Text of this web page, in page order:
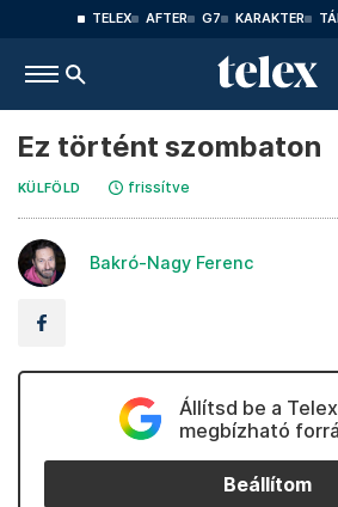
TELEX AFTER G7 KARAKTER
Ez történt szombaton
KÜLFÖLD frissítve
Bakró-Nagy Ferenc
Állítsd be a
megbízható
Beállítom